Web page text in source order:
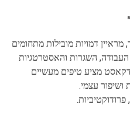
מראיין דמויות מובילות מתחומים
העבודה, השגרות והאסטרטגיות
מציע טיפים מעשיים
ושיפור עצמי.
פרודוקטיביות.